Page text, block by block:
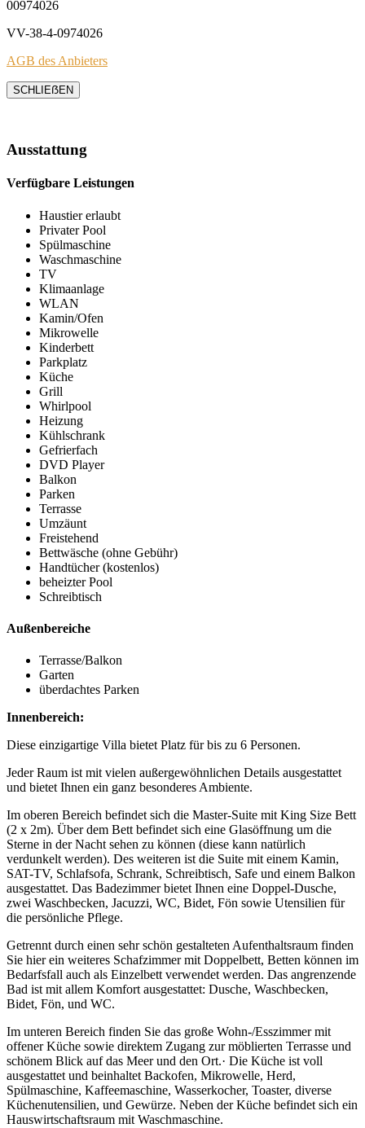
00974026
VV-38-4-0974026
AGB des Anbieters
SCHLIEẞEN
Ausstattung
Verfügbare Leistungen
Haustier erlaubt
Privater Pool
Spülmaschine
Waschmaschine
TV
Klimaanlage
WLAN
Kamin/Ofen
Mikrowelle
Kinderbett
Parkplatz
Küche
Grill
Whirlpool
Heizung
Kühlschrank
Gefrierfach
DVD Player
Balkon
Parken
Terrasse
Umzäunt
Freistehend
Bettwäsche (ohne Gebühr)
Handtücher (kostenlos)
beheizter Pool
Schreibtisch
Außenbereiche
Terrasse/Balkon
Garten
überdachtes Parken
Innenbereich:
Diese einzigartige Villa bietet Platz für bis zu 6 Personen.
Jeder Raum ist mit vielen außergewöhnlichen Details ausgestattet
und bietet Ihnen ein ganz besonderes Ambiente.
Im oberen Bereich befindet sich die Master-Suite mit King Size Bett
(2 x 2m). Über dem Bett befindet sich eine Glasöffnung um die
Sterne in der Nacht sehen zu können (diese kann natürlich
verdunkelt werden). Des weiteren ist die Suite mit einem Kamin,
SAT-TV, Schlafsofa, Schrank, Schreibtisch, Safe und einem Balkon
ausgestattet. Das Badezimmer bietet Ihnen eine Doppel-Dusche,
zwei Waschbecken, Jacuzzi, WC, Bidet, Fön sowie Utensilien für
die persönliche Pflege.
Getrennt durch einen sehr schön gestalteten Aufenthaltsraum finden
Sie hier ein weiteres Schafzimmer mit Doppelbett, Betten können im
Bedarfsfall auch als Einzelbett verwendet werden. Das angrenzende
Bad ist mit allem Komfort ausgestattet: Dusche, Waschbecken,
Bidet, Fön, und WC.
Im unteren Bereich finden Sie das große Wohn-/Esszimmer mit
offener Küche sowie direktem Zugang zur möblierten Terrasse und
schönem Blick auf das Meer und den Ort.· Die Küche ist voll
ausgestattet und beinhaltet Backofen, Mikrowelle, Herd,
Spülmaschine, Kaffeemaschine, Wasserkocher, Toaster, diverse
Küchenutensilien, und Gewürze. Neben der Küche befindet sich ein
Hauswirtschaftsraum mit Waschmaschine.